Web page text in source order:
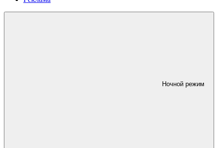
Ночной режим